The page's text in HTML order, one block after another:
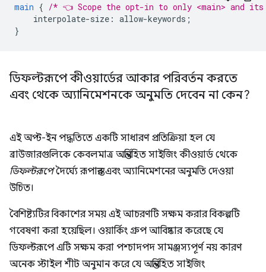
main { /* 👈 Scope the opt-in to only <main> and its
interpolate-size : allow-keywords ;
}
ডিফল্টরূপে কীওয়ার্ডের আকার পরিবর্তন করতে
এবং থেকে অ্যানিমেশনকে অনুমতি দেবেন না কেন?
এই অপ্ট-ইন পদ্ধতিতে একটি সাধারণ প্রতিক্রিয়া হল যে
ব্রাউজারগুলিকে কেবলমাত্র অন্তর্নিহিত সাইজিং কীওয়ার্ড থেকে
ডিফল্টরূপেদৈর্ঘ্যে রূপান্তর এবং অ্যানিমেশনের অনুমতি দেওয়া
উচিত।
বৈশিষ্ট্যটির বিকাশের সময় এই আচরণটি সক্ষম করার বিকল্পটি
গবেষণা করা হয়েছিল। ওয়ার্কিং গ্রুপ আবিষ্কার করেছে যে
ডিফল্টরূপে এটি সক্ষম করা পশ্চাদপদ সামঞ্জস্যপূর্ণ নয় কারণ
অনেক স্টাইল শীট অনুমান করে যে অন্তর্নিহিত সাইজিং